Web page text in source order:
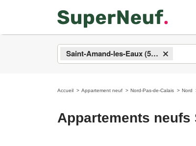
×
Saint-Amand-les-Eaux (59230)
Accueil Appartement neuf Nord-Pas-de-Calais Nord
Appartements neufs